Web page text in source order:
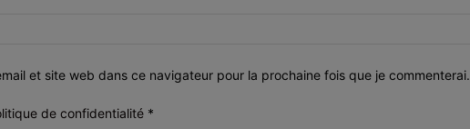
et site web dans ce navigateur pour la prochaine fois que je commenterai.
de confidentialité *